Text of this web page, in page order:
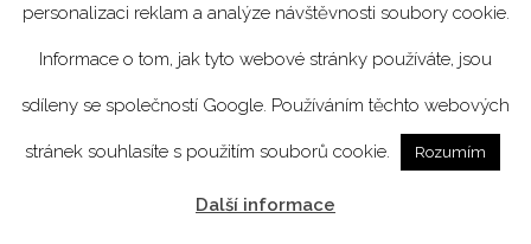
Úvod Rezervace Menu Fotogalerie
Catering
Design byVojtěch Bezpalec
personalizaci reklam a analýze návštěvnosti soubory cookie.
Informace o tom, jak tyto webové stránky používáte, jsou
sdíleny se společností Google. Používáním těchto webových
stránek souhlasíte s použitím souborů cookie. Rozumím
Další informace